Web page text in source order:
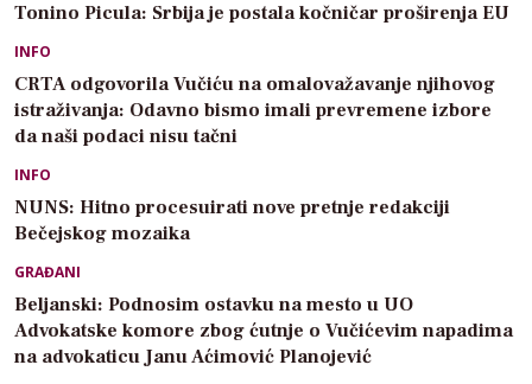
Tonino Picula: Srbija je postala kočničar proširenja EU
INFO
CRTA odgovorila Vučiću na omalovažavanje njihovog
istraživanja: Odavno bismo imali prevremene izbore
da naši podaci nisu tačni
INFO
NUNS: Hitno procesuirati nove pretnje redakciji
Bečejskog mozaika
GRAĐANI
Beljanski: Podnosim ostavku na mesto u UO
Advokatske komore zbog ćutnje o Vučićevim napadima
na advokaticu Janu Aćimović Planojević